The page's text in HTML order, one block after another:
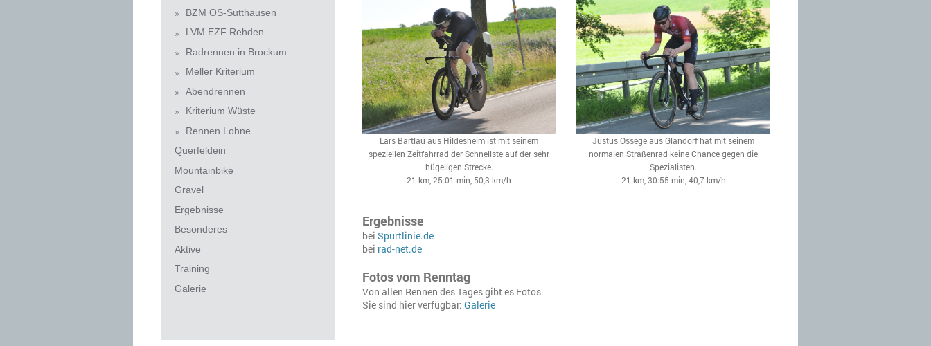
Lars Bartlau aus Hildesheim ist mit seinem
speziellen Zeitfahrrad der Schnellste auf der sehr
hügeligen Strecke.
21 km, 25:01 min, 50,3 km/h
Justus Ossege aus Glandorf hat mit seinem
normalen Straßenrad keine Chance gegen die
Spezialisten.
21 km, 30:55 min, 40,7 km/h
Ergebnisse
bei Spurtlinie.de
bei rad-net.de
Fotos vom Renntag
Von allen Rennen des Tages gibt es Fotos.
Sie sind hier verfügbar: Galerie
BZM OS-Sutthausen
LVM EZF Rehden
Radrennen in Brockum
Meller Kriterium
Abendrennen
Kriterium Wüste
Rennen Lohne
Querfeldein
Mountainbike
Gravel
Ergebnisse
Besonderes
Aktive
Training
Galerie